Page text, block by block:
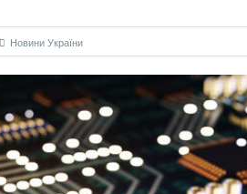
Новини України